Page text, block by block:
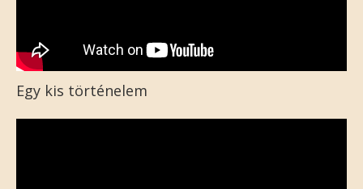
Egy kis történelem